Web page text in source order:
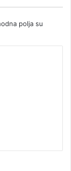
polja su